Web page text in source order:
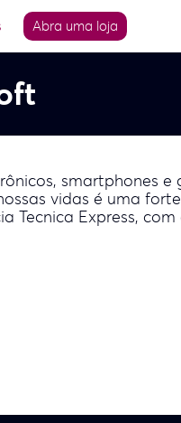
Abra uma loja
smartphones
vidas é uma
Tecnica Express,